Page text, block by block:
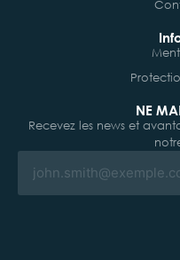
NE
Recevez les news et